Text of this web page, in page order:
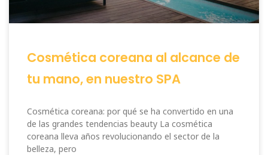
Cosmética coreana al alcance de
tu mano, en nuestro SPA
Cosmética coreana: por qué se ha convertido en una
de las grandes tendencias beauty La cosmética
coreana lleva años revolucionando el sector de la
belleza, pero